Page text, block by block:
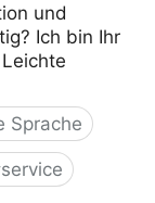
und
Ich bin Ihr
Sprache
service